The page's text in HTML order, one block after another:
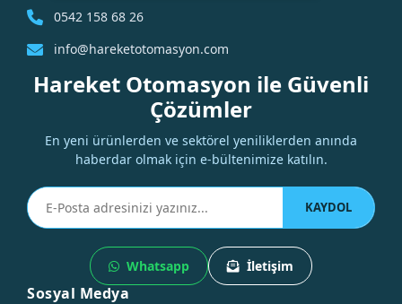
0542 158 68 26
info@hareketotomasyon.com
Hareket Otomasyon ile Güvenli
Çözümler
En yeni ürünlerden ve sektörel yeniliklerden anında
haberdar olmak için e-bültenimize katılın.
KAYDOL
Whatsapp İletişim
Sosyal Medya